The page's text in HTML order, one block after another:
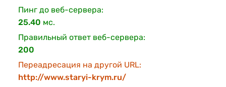
Пинг до веб-сервера:
25.40 мс.
Правильный ответ веб-сервера:
200
Переадресация на другой URL:
http://www.staryi-krym.ru/